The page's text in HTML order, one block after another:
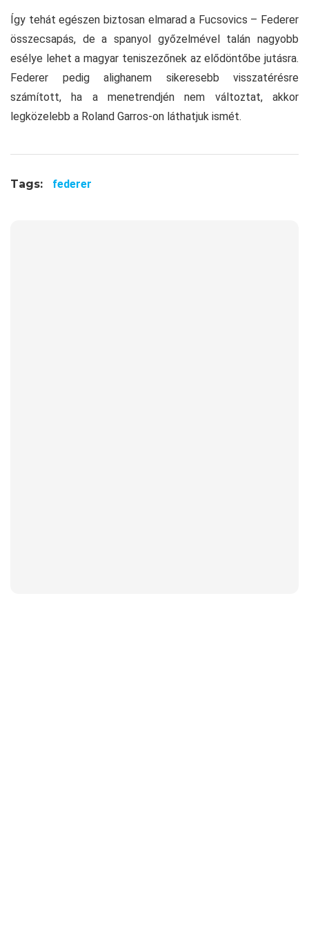
Így tehát egészen biztosan elmarad a Fucsovics – Federer
összecsapás, de a spanyol győzelmével talán nagyobb
esélye lehet a magyar teniszezőnek az elődöntőbe jutásra.
Federer pedig alighanem sikeresebb visszatérésre
számított, ha a menetrendjén nem változtat, akkor
legközelebb a Roland Garros-on láthatjuk ismét.
Tags: federer